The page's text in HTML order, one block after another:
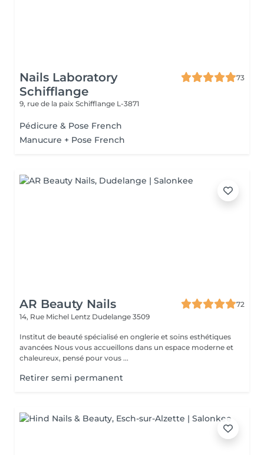
Nails Laboratory
Schifflange
73
9, rue de la paix Schifflange L-3871
Pédicure & Pose French
Manucure + Pose French
AR Beauty Nails
72
14, Rue Michel Lentz Dudelange 3509
Institut de beauté spécialisé en onglerie et soins esthétiques
avancées Nous vous accueillons dans un espace moderne et
chaleureux, pensé pour vous ...
Retirer semi permanent